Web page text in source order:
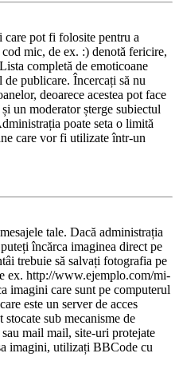
pot fi folosite pentru a
mic, de ex. :) denotă fericire,
completă de emoticoane
publicare. Încercați să nu
deoarece acestea pot face
un moderator șterge subiectul
poate seta o limită
care vor fi utilizate într-un
tale. Dacă administrația
încărca imaginea direct pe
trebuie să salvați fotografia pe
ex. http://www.ejemplo.com/mi-
imagini care sunt pe computerul
este un server de acces
sub mecanisme de
mail mail, site-uri protejate
imagini, utilizați BBCode cu